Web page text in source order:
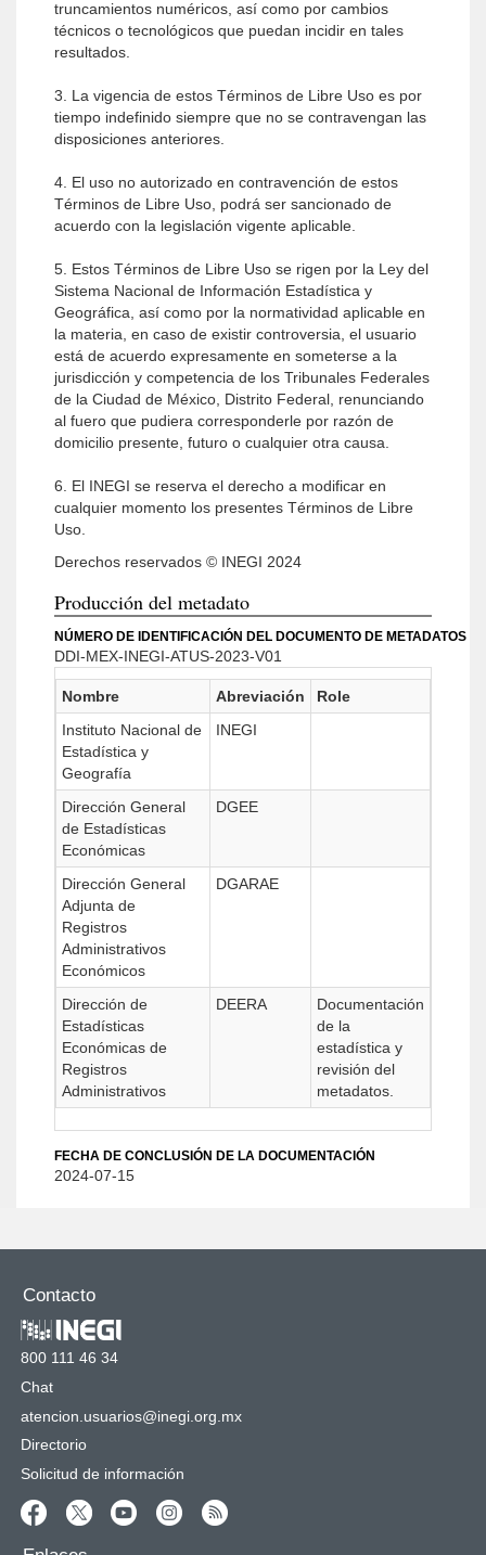
truncamientos numéricos, así como por cambios
técnicos o tecnológicos que puedan incidir en tales
resultados.
3. La vigencia de estos Términos de Libre Uso es por
tiempo indefinido siempre que no se contravengan las
disposiciones anteriores.
4. El uso no autorizado en contravención de estos
Términos de Libre Uso, podrá ser sancionado de
acuerdo con la legislación vigente aplicable.
5. Estos Términos de Libre Uso se rigen por la Ley del
Sistema Nacional de Información Estadística y
Geográfica, así como por la normatividad aplicable en
la materia, en caso de existir controversia, el usuario
está de acuerdo expresamente en someterse a la
jurisdicción y competencia de los Tribunales Federales
de la Ciudad de México, Distrito Federal, renunciando
al fuero que pudiera corresponderle por razón de
domicilio presente, futuro o cualquier otra causa.
6. El INEGI se reserva el derecho a modificar en
cualquier momento los presentes Términos de Libre
Uso.
Derechos reservados © INEGI 2024
Producción del metadato
NÚMERO DE IDENTIFICACIÓN DEL DOCUMENTO DE METADATOS
DDI-MEX-INEGI-ATUS-2023-V01
Nombre Abreviación
Role
Instituto Nacional de
Estadística y
Geografía
INEGI
Dirección General
de Estadísticas
Económicas
DGEE
Dirección General
Adjunta de
Registros
Administrativos
Económicos
DGARAE
Dirección de
Estadísticas
Económicas de
Registros
Administrativos
DEERA
Documentación
de la
estadística y
revisión del
metadatos.
FECHA DE CONCLUSIÓN DE LA DOCUMENTACIÓN
2024-07-15
Contacto
800 111 46 34
Chat
atencion.usuarios@inegi.org.mx
Directorio
Solicitud de información